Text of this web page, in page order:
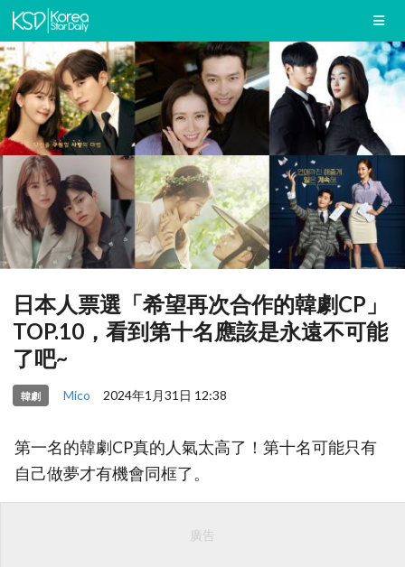
日本人票選「希望再次合作的韓劇CP」
TOP.10，看到第十名應該是永遠不可能
了吧~
韓劇 Mico 2024年1月31日 12:38
第一名的韓劇CP真的人氣太高了！第十名可能只有
自己做夢才有機會同框了。
廣告